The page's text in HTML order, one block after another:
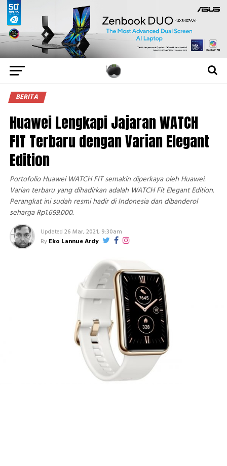
BERITA
Huawei Lengkapi Jajaran WATCH
FIT Terbaru dengan Varian Elegant
Edition
Portofolio Huawei WATCH FIT semakin diperkaya oleh Huawei.
Varian terbaru yang dihadirkan adalah WATCH Fit Elegant Edition.
Perangkat ini sudah resmi hadir di Indonesia dan dibanderol
seharga Rp1.699.000.
Updated 26 Mar, 2021, 9:30am
By Eko Lannue Ardy